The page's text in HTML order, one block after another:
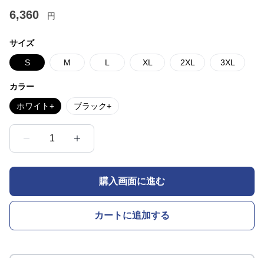
6,360 円
サイズ
S M L XL 2XL 3XL
カラー
ホワイト+ ブラック+
1
購入画面に進む
カートに追加する